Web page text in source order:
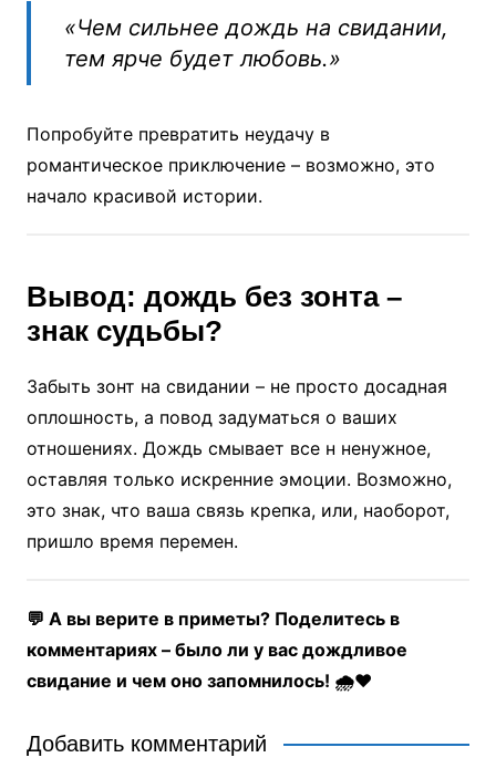
«Чем сильнее дождь на свидании,
тем ярче будет любовь.»
Попробуйте превратить неудачу в
романтическое приключение – возможно, это
начало красивой истории.
Вывод: дождь без зонта –
знак судьбы?
Забыть зонт на свидании – не просто досадная
оплошность, а повод задуматься о ваших
отношениях. Дождь смывает все н ненужное,
оставляя только искренние эмоции. Возможно,
это знак, что ваша связь крепка, или, наоборот,
пришло время перемен.
💬 А вы верите в приметы? Поделитесь в
комментариях – было ли у вас дождливое
свидание и чем оно запомнилось! 🌧️❤️
Добавить комментарий